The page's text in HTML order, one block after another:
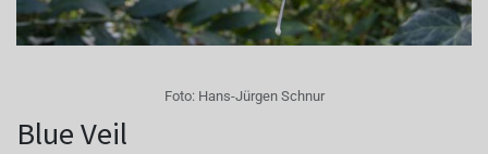
Foto: Hans-Jürgen Schnur
Blue Veil